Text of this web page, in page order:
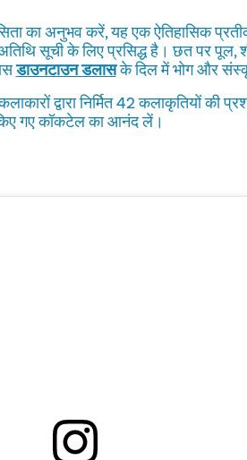
का अनुभव करें, यह एक ऐतिहासिक
सूची के लिए प्रसिद्ध है। छत पर पूल,
डाउनटाउन डलासके दिल में भोग और
द्वारा निर्मित 42 कलाकृतियों
किए गए कॉकटेल का आनंद लें।